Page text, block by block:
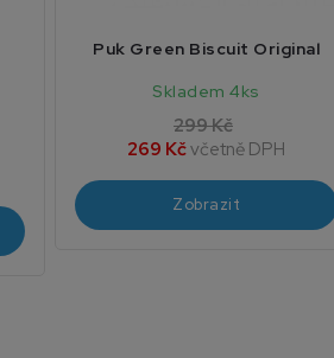
Puk Green Biscuit Original
Skladem 4ks
299 Kč
269 Kčvčetně DPH
Zobrazit